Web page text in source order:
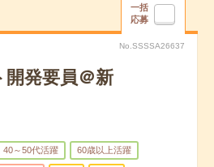
一括
応募
No.SSSSA26637
発要員＠新
40～50代活躍 60歳以上活躍